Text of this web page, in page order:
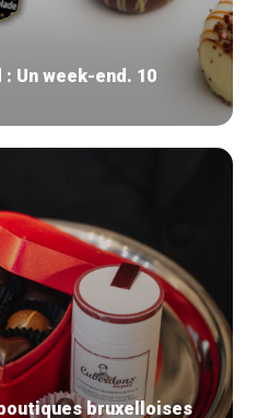
Un week-end. 10
bruxelloises